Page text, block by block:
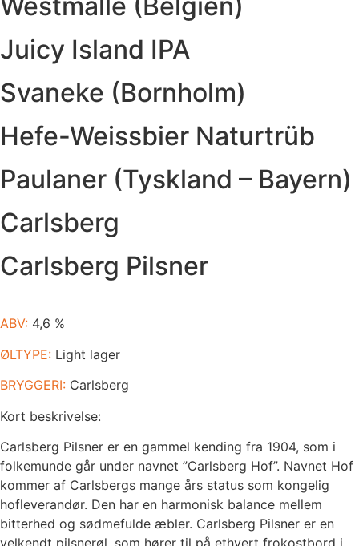
Westmalle (Belgien)
Juicy Island IPA
Svaneke (Bornholm)
Hefe-Weissbier Naturtrüb
Paulaner (Tyskland – Bayern)
Carlsberg
Carlsberg Pilsner
ABV: 4,6 %
ØLTYPE: Light lager
BRYGGERI: Carlsberg
Kort beskrivelse:
Carlsberg Pilsner er en gammel kending fra 1904, som i
folkemunde går under navnet ”Carlsberg Hof”. Navnet Hof
kommer af Carlsbergs mange års status som kongelig
hofleverandør. Den har en harmonisk balance mellem
bitterhed og sødmefulde æbler. Carlsberg Pilsner er en
velkendt pilsnerøl, som hører til på ethvert frokostbord i